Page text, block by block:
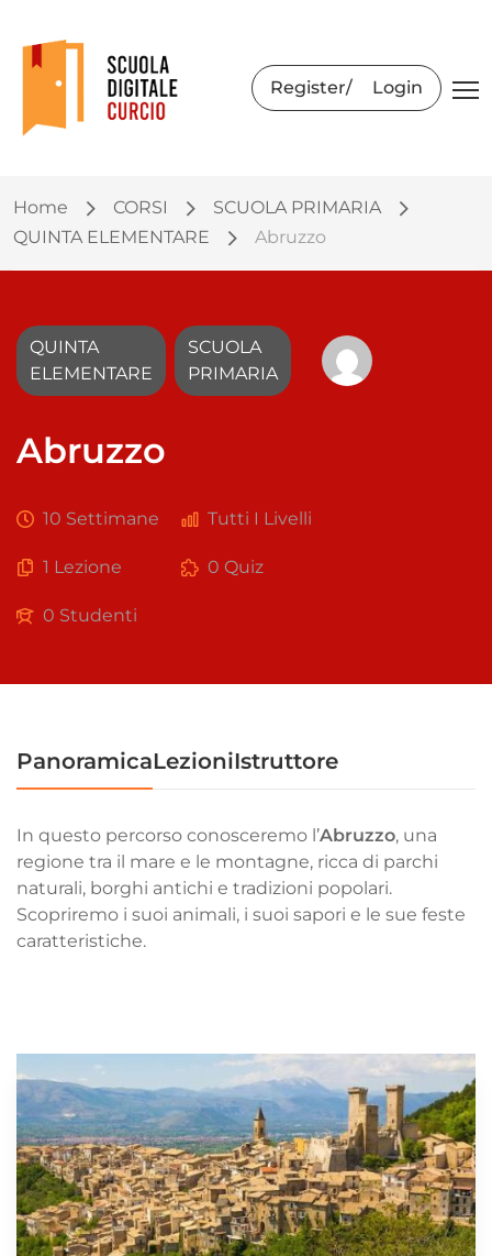
Register Login
Home CORSI
SCUOLA PRIMARIA
QUINTA ELEMENTARE
Abruzzo
QUINTA
ELEMENTARE
SCUOLA
PRIMARIA
Abruzzo
10 Settimane Tutti I Livelli
1 Lezione 0 Quiz
0 Studenti
PanoramicaLezioniIstruttore
In questo percorso conosceremo l’Abruzzo, una
regione tra il mare e le montagne, ricca di parchi
naturali, borghi antichi e tradizioni popolari.
Scopriremo i suoi animali, i suoi sapori e le sue feste
caratteristiche.